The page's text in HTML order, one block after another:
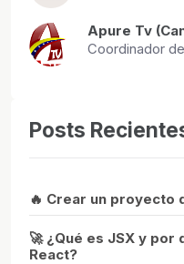
Apure Tv
Coordinador
Posts
🔥 Crear un proyecto
🚀 ¿Qué es JSX y
React?